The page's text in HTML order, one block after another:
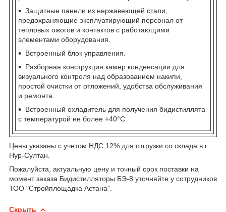
Защитные панели из нержавеющей стали,
предохраняющие эксплуатирующий персонал от
тепловых ожогов и контактов с работающими
элементами оборудования.
Встроенный блок управления.
Разборная конструкция камер конденсации для
визуального контроля над образованием накипи,
простой очистки от отложений, удобства обслуживания
и ремонта.
Встроенный охладитель для получения бидистиллята
с температурой не более +40°С.
Цены указаны с учетом НДС 12% для отгрузки со склада в г.
Нур-Султан.
Пожалуйста, актуальную цену и точный срок поставки на
момент заказа Бидистилляторы БЭ-8 уточняйте у сотрудников
ТОО "Стройплощадка Астана".
Скрыть